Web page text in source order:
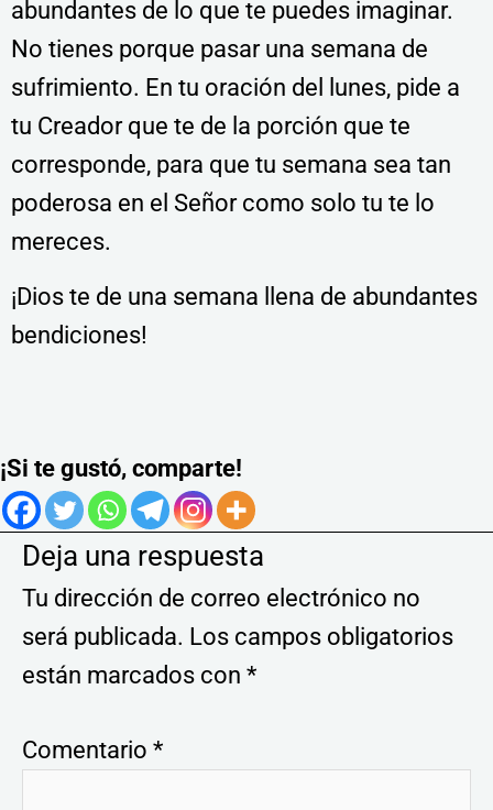
abundantes de lo que te puedes imaginar.
No tienes porque pasar una semana de
sufrimiento. En tu oración del lunes, pide a
tu Creador que te de la porción que te
corresponde, para que tu semana sea tan
poderosa en el Señor como solo tu te lo
mereces.
¡Dios te de una semana llena de abundantes
bendiciones!
¡Si te gustó, comparte!
Deja una respuesta
Tu dirección de correo electrónico no
será publicada. Los campos obligatorios
están marcados con *
Comentario *